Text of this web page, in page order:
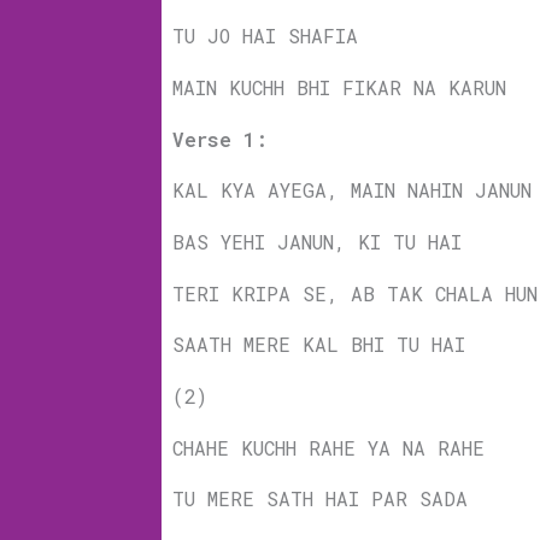
TU JO HAI SHAFIA
MAIN KUCHH BHI FIKAR NA KARUN
Verse 1:
KAL KYA AYEGA, MAIN NAHIN
BAS YEHI JANUN, KI TU HAI
TERI KRIPA SE, AB TAK CHALA
SAATH MERE KAL BHI TU HAI
(2)
CHAHE KUCHH RAHE YA NA RAHE
TU MERE SATH HAI PAR SADA